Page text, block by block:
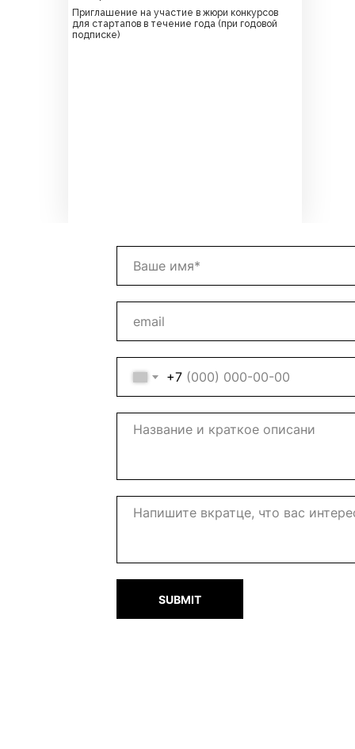
Приглашение на участие в жюри конкурсов
для стартапов в течение года (при годовой
подписке)
+7
SUBMIT